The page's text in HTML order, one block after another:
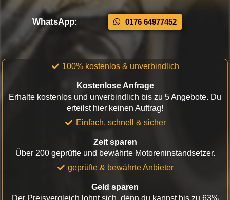
WhatsApp: 0176 64977452
100% kostenlos & unverbindlich
Kostenlose Anfrage
Erhalte kostenlos und unverbindlich bis zu 5 Angebote. Du
erteilst hier keinen Auftrag!
Einfach, schnell & sicher
Zeit sparen
Über 200 geprüfte und bewährte Motoreninstandsetzer.
geprüfte & bewährte Anbieter
Geld sparen